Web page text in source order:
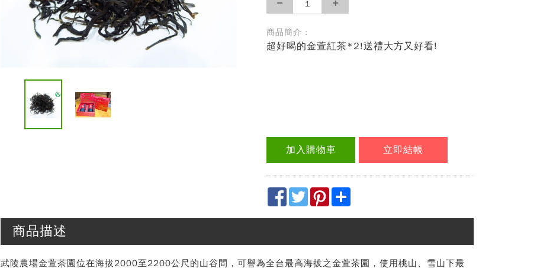
商品簡介 :
超好喝的金萱紅茶*2!送禮大方又好看!
加入購物車 立即結帳
Facebook
TwitterPinterest
商品描述
武陵農場金萱茶園位在海拔2000至2200公尺的山谷間，可譽為全台最高海拔之金萱茶園，使用桃山、雪山下最